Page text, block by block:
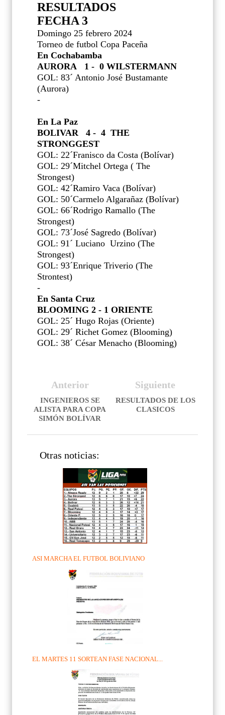
RESULTADOS
FECHA 3
Domingo 25 febrero 2024
Torneo de futbol Copa Paceña
En Cochabamba
AURORA 1 - 0 WILSTERMANN
GOL: 83´ Antonio José Bustamante
(Aurora)
-
En La Paz
BOLIVAR 4 - 4 THE
STRONGGEST
GOL: 22´Franisco da Costa (Bolívar)
GOL: 29´Mitchel Ortega ( The
Strongest)
GOL: 42´Ramiro Vaca (Bolívar)
GOL: 50´Carmelo Algarañaz (Bolívar)
GOL: 66´Rodrigo Ramallo (The
Strongest)
GOL: 73´José Sagredo (Bolívar)
GOL: 91´ Luciano Urzino (The
Strongest)
GOL: 93´Enrique Triverio (The
Strontest)
-
En Santa Cruz
BLOOMING 2 - 1 ORIENTE
GOL: 25´ Hugo Rojas (Oriente)
GOL: 29´ Richet Gomez (Blooming)
GOL: 38´ César Menacho (Blooming)
Siguiente
RESULTADOS DE LOS
CLASICOS
Anterior
INGENIEROS SE
ALISTA PARA COPA
SIMÓN BOLÍVAR
Otras noticias:
ASI MARCHA EL FUTBOL BOLIVIANO
EL MARTES 11 SORTEAN FASE NACIONAL...